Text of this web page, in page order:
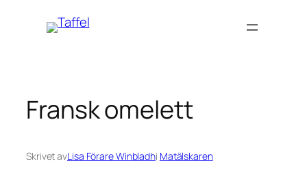
Fransk omelett
Skrivet avLisa Förare Winbladhi Matälskaren